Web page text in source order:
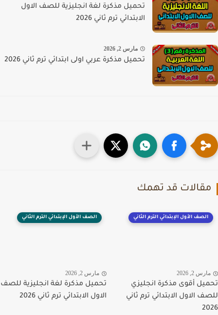
تحميل مذكرة لغة انجليزية للصف الاول
الابتدائي ترم ثاني 2026
مارس 2, 2026
تحميل مذكرة عربي اولى ابتدائي ترم ثاني 2026
قد تهمك
الصف الأول الإبتدائي الترم الثاني
2, 2026
أقوى مذكرة انجليزي
الاول الابتدائي ترم ثاني
الصف الأول الإبتدائي الترم الثاني
مارس 2, 2026
تحميل مذكرة لغة انجليزية للصف
الاول الابتدائي ترم ثاني 2026